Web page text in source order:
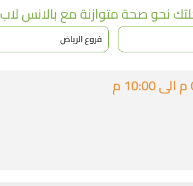
نحو صحة متوازنة مع بالانس لاب
فروع الرياض